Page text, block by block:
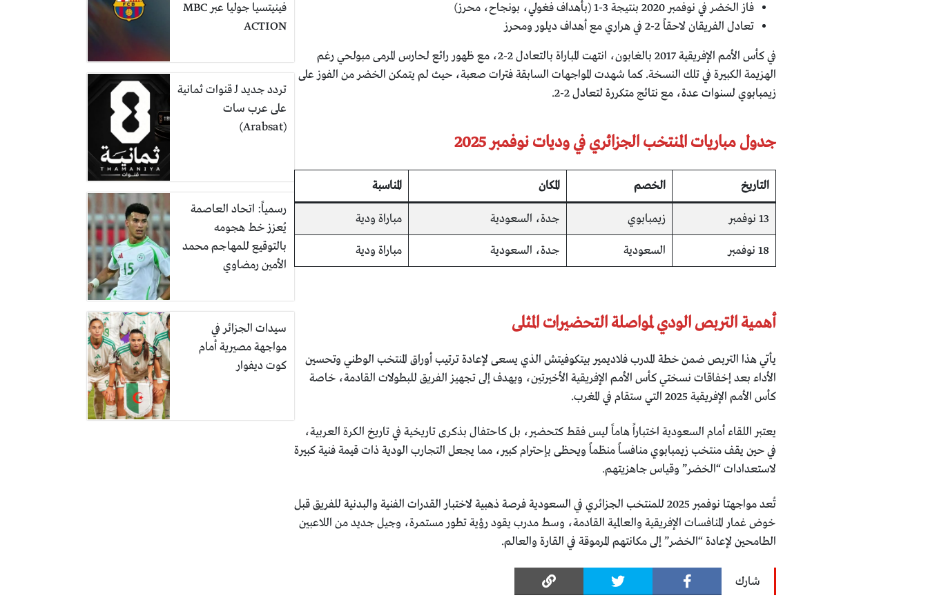
فينيتسيا جوليا عبر MBC
ACTION
تردد جديد لـ قنوات ثمانية
على عرب سات
(Arabsat)
رسمياً: اتحاد العاصمة
يُعزز خط هجومه
بالتوقيع للمهاجم محمد
الأمين رمضاوي
سيدات الجزائر في
مواجهة مصيرية أمام
كوت ديفوار
فاز الخضر في نوفمبر 2020 بنتيجة 3-1 (بأهداف فغولي، بونجاح، محرز)
تعادل الفريقان لاحقاً 2-2 في هراري مع أهداف ديلور ومحرز
في كأس الأمم الإفريقية 2017 بالغابون، انتهت المباراة بالتعادل 2-2، مع ظهور رائع لحارس المرمى مبولحي رغم
الهزيمة الكبيرة في تلك النسخة. كما شهدت المواجهات السابقة فترات صعبة، حيث لم يتمكن الخضر من الفوز على
زيمبابوي لسنوات عدة، مع نتائج متكررة لتعادل 2-2.
جدول مباريات المنتخب الجزائري في وديات نوفمبر 2025
التاريخ الخصم المكان المناسبة
13 نوفمبر زيمبابوي جدة، السعودية مباراة ودية
18 نوفمبر السعودية جدة، السعودية مباراة ودية
أهمية التربص الودي لمواصلة التحضيرات المثلى
يأتي هذا التربص ضمن خطة المدرب فلاديمير بيتكوفيتش الذي يسعى لإعادة ترتيب أوراق المنتخب الوطني وتحسين
الأداء بعد إخفاقات نسختي كأس الأمم الإفريقية الأخيرتين، ويهدف إلى تجهيز الفريق للبطولات القادمة، خاصة
كأس الأمم الإفريقية 2025 التي ستقام في المغرب.
يعتبر اللقاء أمام السعودية اختباراً هاماً ليس فقط كتحضير، بل كاحتفال بذكرى تاريخية في تاريخ الكرة العربية،
في حين يقف منتخب زيمبابوي منافساً منظماً ويحظى بإحترام كبير، مما يجعل التجارب الودية ذات قيمة فنية كبيرة
لاستعدادات “الخضر” وقياس جاهزيتهم.
تُعد مواجهتا نوفمبر 2025 للمنتخب الجزائري في السعودية فرصة ذهبية لاختبار القدرات الفنية والبدنية للفريق قبل
خوض غمار المنافسات الإفريقية والعالمية القادمة، وسط مدرب يقود رؤية تطور مستمرة، وجيل جديد من اللاعبين
الطامحين لإعادة “الخضر” إلى مكانتهم المرموقة في القارة والعالم.
شارك